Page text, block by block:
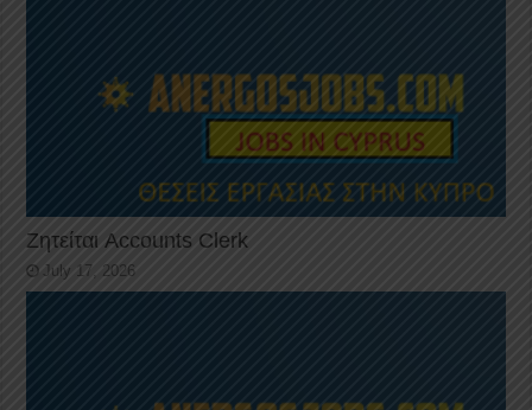
Ζητείται Accounts Clerk
July 17, 2026